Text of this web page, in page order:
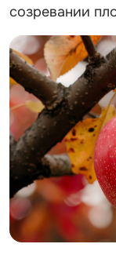
созревании